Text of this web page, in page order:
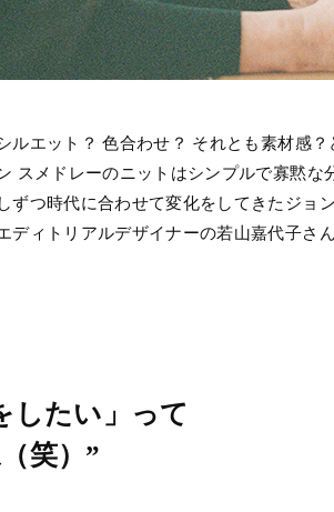
ルエット？ 色合わせ？ それとも素材感
スメドレーのニットはシンプルで寡黙な
ずつ時代に合わせて変化をしてきたジョ
ィトリアルデザイナーの若山嘉代子さん
したい」って
笑）”